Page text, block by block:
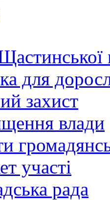
для
захист
влади
участі
рада